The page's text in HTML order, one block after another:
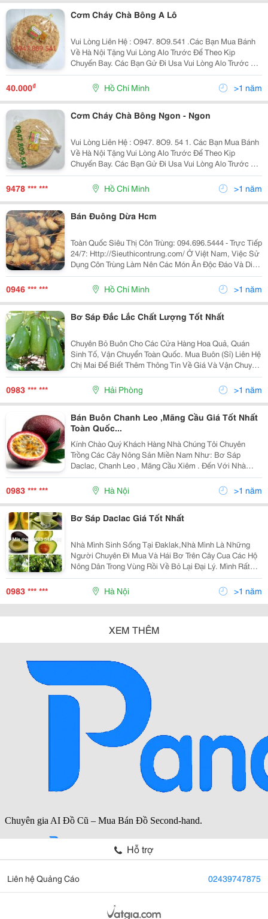
Cơm Cháy Chà Bông A Lô
Vui Lòng Liên Hệ : O947. 8O9.541 .Các Bạn Mua Bánh
Về Hà Nội Tặng Vui Lòng Alo Trước Để Theo Kịp
Chuyến Bay. Các Bạn Gử Đi Usa Vui Lòng Alo Trước Để
Nhận Làm Đúng Theo Yêu Cầu . Xin Chào Cả Nhà. Tình
Hình Là Nhà Mình Có Cơ Sở Làm Cơm - Chà Bông...
40.000₫ Hồ Chí Minh >1 năm
Cơm Cháy Chà Bông Ngon - Ngon
Vui Lòng Liên Hệ : O947. 8O9. 54 1. Các Bạn Mua Bánh
Về Hà Nội Tặng Vui Lòng Alo Trước Để Theo Kịp
Chuyến Bay. Các Bạn Gử Đi Usa Vui Lòng Alo Trước Để
Nhận Làm Đúng Theo Yêu Cầu . Xin Chào Cả Nhà. Tình
Hình Là Nhà Mình Có Cơ Sở Làm Cơm - Chà...
9478 *** *** Hồ Chí Minh >1 năm
Bán Đuông Dừa Hcm
Toàn Quốc Siêu Thị Côn Trùng: 094.696.5444 - Trực Tiếp
24/7: Http://Sieuthicontrung.com/ Ở Việt Nam, Việc Sử
Dụng Côn Trùng Làm Nên Các Món Ăn Độc Đáo Và Dinh
Dưỡng Mang Lại Cảm Giác Khó Tả Cho Người Thưởng
Thức Đã Trở Nên Phổ Biến. Từ Đó Dẫn Đến
0946 *** *** Hồ Chí Minh >1 năm
Bơ Sáp Đắc Lắc Chất Lượng Tốt Nhất
Chuyên Bỏ Buôn Cho Các Cửa Hàng Hoa Quả, Quán
Sinh Tố, Vận Chuyển Toàn Quốc. Mua Buôn (Sỉ) Liên Hệ
Chị Mai Để Biết Thêm Thông Tin Về Giá Và Vận Chuyển
Nhé. Mời Các Bạn Mua Lẻ Order Bằng Cách Để Lại
Thông Tin Trên Diễn Đàn, Ib, Sms, Viber, Ims Giúp Mì
0983 *** *** Hải Phòng >1 năm
Bán Buôn Chanh Leo ,Mãng Cầu Giá Tốt Nhất
Toàn Quốc...
Kính Chào Quý Khách Hàng Nhà Chúng Tôi Chuyên
Trồng Các Cây Nông Sản Miền Nam Như: Bơ Sáp
Daclac, Chanh Leo , Mãng Cầu Xiêm . Đến Với Nhà
Vườn Chúng Tôi Quý Khách Yên Tâm Về Sản Phẩm (
Chất Lượng - Giá Thành - Vận Chuyển ) Đặc Biệt Không
Có Chấ
0983 *** *** Hà Nội >1 năm
Bơ Sáp Daclac Giá Tốt Nhất
Nhà Mình Sinh Sống Tại Đaklak,Nhà Mình Là Những
Người Chuyên Đi Mua Và Hái Bơ Trên Cây Cua Các Hộ
Nông Dân Trong Vùng Rồi Về Bỏ Lại Đại Lý. Mình Rất
Rành Về Các Loại Bơ Nha Vì Đã Ở Cùng Nó Từ Nhỏ
Tới Lớn!,Bố Mẹ Mình Chỉ Chuyên Mua Bơ Sáp! Hiện Tại
0983 *** *** Hà Nội >1 năm
XEM THÊM
Hỗ trợ
Liên hệ Quảng Cáo 02439747875